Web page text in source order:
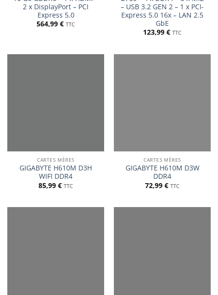
2 x DisplayPort – PCI
Express 5.0
564,99 € TTC
– USB 3.2 GEN 2 – 1 x PCI-
Express 5.0 16x – LAN 2.5
GbE
123,99 € TTC
CARTES MÈRES
GIGABYTE H610M D3H
WIFI DDR4
85,99 € TTC
CARTES MÈRES
GIGABYTE H610M D3W
DDR4
72,99 € TTC